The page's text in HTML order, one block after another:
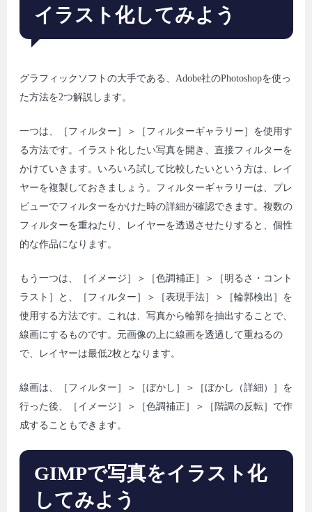
イラスト化してみよう
グラフィックソフトの大手である、Adobe社のPhotoshopを使っ
た方法を2つ解説します。
一つは、［フィルター］＞［フィルターギャラリー］を使用す
る方法です。イラスト化したい写真を開き、直接フィルターを
かけていきます。いろいろ試して比較したいという方は、レイ
ヤーを複製しておきましょう。フィルターギャラリーは、プレ
ビューでフィルターをかけた時の詳細が確認できます。複数の
フィルターを重ねたり、レイヤーを透過させたりすると、個性
的な作品になります。
もう一つは、［イメージ］＞［色調補正］＞［明るさ・コント
ラスト］と、［フィルター］＞［表現手法］＞［輪郭検出］を
使用する方法です。これは、写真から輪郭を抽出することで、
線画にするものです。元画像の上に線画を透過して重ねるの
で、レイヤーは最低2枚となります。
線画は、［フィルター］＞［ぼかし］＞［ぼかし（詳細）］を
行った後、［イメージ］＞［色調補正］＞［階調の反転］で作
成することもできます。
GIMPで写真をイラスト化
してみよう